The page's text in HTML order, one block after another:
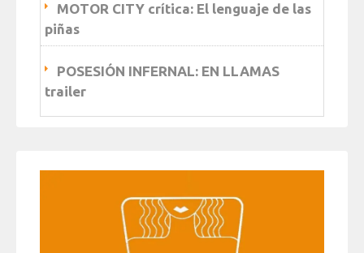
MOTOR CITY crítica: El lenguaje de las
piñas
POSESIÓN INFERNAL: EN LLAMAS
trailer